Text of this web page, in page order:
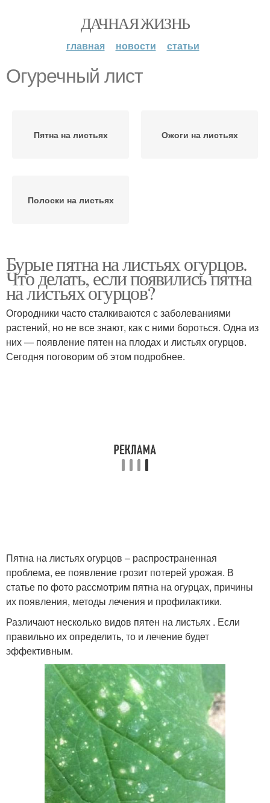
ДАЧНАЯ ЖИЗНЬ
главная новости статьи
Огуречный лист
Пятна на листьях Ожоги на листьях
Полоски на листьях
Бурые пятна на листьях огурцов.
Что делать, если появились пятна
на листьях огурцов?
Огородники часто сталкиваются с заболеваниями
растений, но не все знают, как с ними бороться. Одна из
них — появление пятен на плодах и листьях огурцов.
Сегодня поговорим об этом подробнее.
Пятна на листьях огурцов – распространенная
проблема, ее появление грозит потерей урожая. В
статье по фото рассмотрим пятна на огурцах, причины
их появления, методы лечения и профилактики.
Различают несколько видов пятен на листьях . Если
правильно их определить, то и лечение будет
эффективным.